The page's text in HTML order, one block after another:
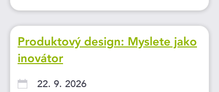
Produktový design: Myslete jako
inovátor
22. 9. 2026